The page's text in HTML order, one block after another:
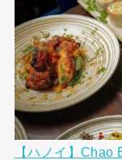
【ハノイ】